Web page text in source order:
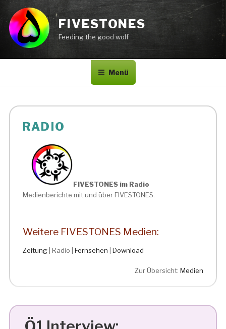
Inhalt
springen
FIVESTONES
Feeding the good wolf
Menü
RADIO
FIVESTONES im Radio
Medienberichte mit und über FIVESTONES.
Weitere FIVESTONES Medien:
Zeitung | Radio | Fernsehen Download
Zur Übersicht: Medien